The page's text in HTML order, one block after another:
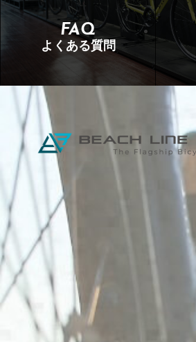
FAQ
よくある質問